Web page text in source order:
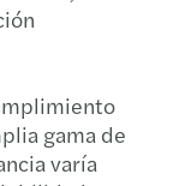
gama de
varía